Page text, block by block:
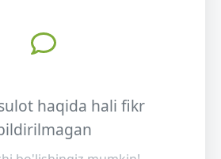
haqida hali fikr